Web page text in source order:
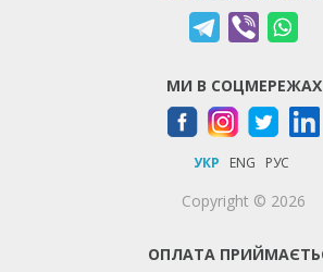
МИ В СОЦМЕРЕЖАХ
УКР ENG РУС
Copyright © 2026
ОПЛАТА